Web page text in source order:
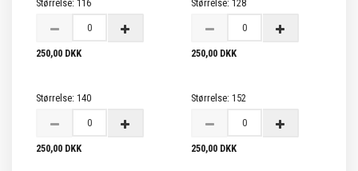
Størrelse: 116
250,00 DKK
Størrelse: 128
250,00 DKK
Størrelse: 140
250,00 DKK
Størrelse: 152
250,00 DKK